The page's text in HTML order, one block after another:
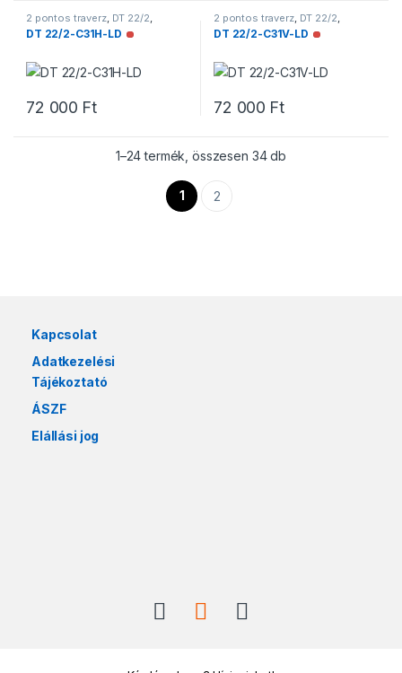
2 pontos traverz, DT 22/2
Traverzek
DT 22/2-C31H-LD Nincs raktáron
72 000 Ft
2 pontos traverz, DT 22/2
Traverzek
DT 22/2-C31V-LD Nincs raktáron
72 000 Ft
1–24 termék, összesen 34 db
1 2
Kapcsolat
Adatkezelési
Tájékoztató
ÁSZF
Elállási jog